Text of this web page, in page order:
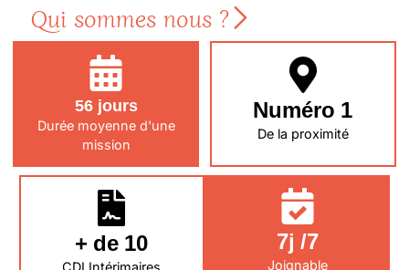
Qui sommes nous ?
56 jours
Durée moyenne d'une
mission
Numéro 1
De la proximité
+ de 10
CDI Intérimaires
7j /7
Joignable